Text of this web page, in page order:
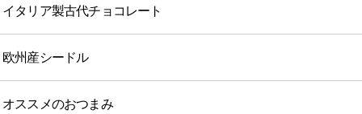
イタリア製古代チョコレート
欧州産シードル
オススメのおつまみ